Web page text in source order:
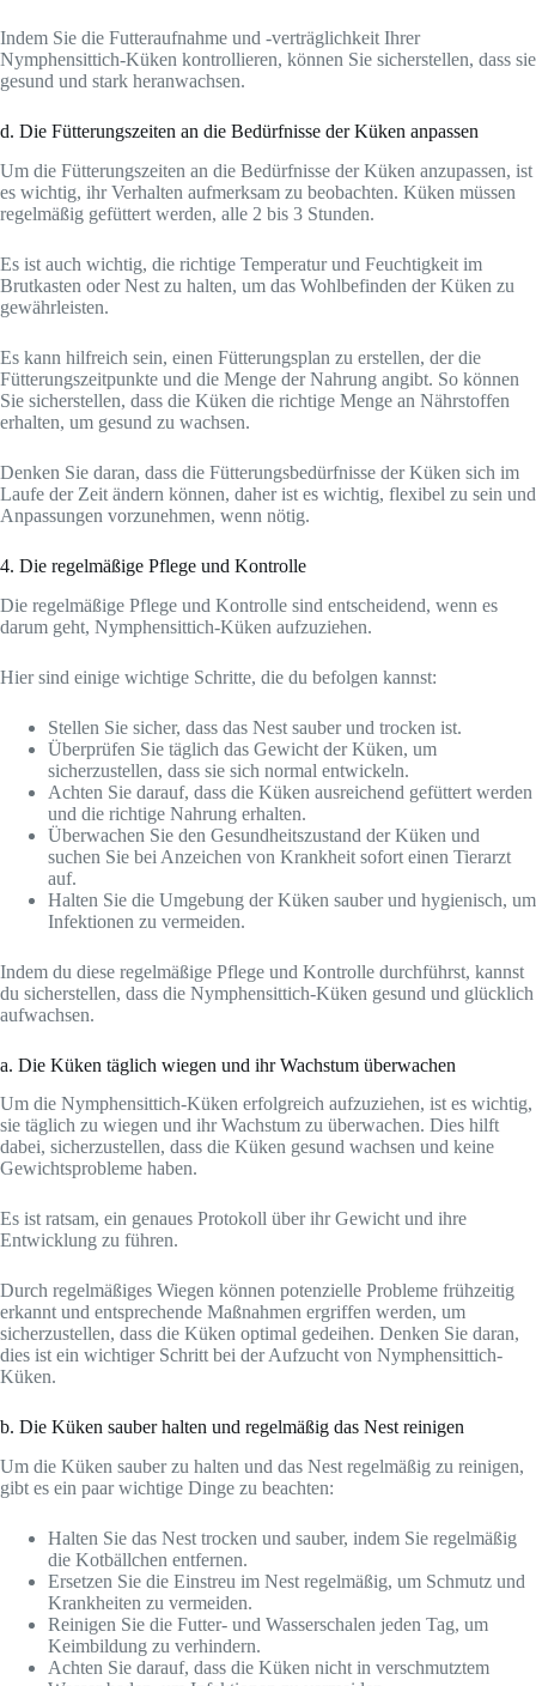
Indem Sie die Futteraufnahme und -verträglichkeit Ihrer
Nymphensittich-Küken kontrollieren, können Sie sicherstellen, dass sie
gesund und stark heranwachsen.
d. Die Fütterungszeiten an die Bedürfnisse der Küken anpassen
Um die Fütterungszeiten an die Bedürfnisse der Küken anzupassen, ist
es wichtig, ihr Verhalten aufmerksam zu beobachten. Küken müssen
regelmäßig gefüttert werden, alle 2 bis 3 Stunden.
Es ist auch wichtig, die richtige Temperatur und Feuchtigkeit im
Brutkasten oder Nest zu halten, um das Wohlbefinden der Küken zu
gewährleisten.
Es kann hilfreich sein, einen Fütterungsplan zu erstellen, der die
Fütterungszeitpunkte und die Menge der Nahrung angibt. So können
Sie sicherstellen, dass die Küken die richtige Menge an Nährstoffen
erhalten, um gesund zu wachsen.
Denken Sie daran, dass die Fütterungsbedürfnisse der Küken sich im
Laufe der Zeit ändern können, daher ist es wichtig, flexibel zu sein und
Anpassungen vorzunehmen, wenn nötig.
4. Die regelmäßige Pflege und Kontrolle
Die regelmäßige Pflege und Kontrolle sind entscheidend, wenn es
darum geht, Nymphensittich-Küken aufzuziehen.
Hier sind einige wichtige Schritte, die du befolgen kannst:
Stellen Sie sicher, dass das Nest sauber und trocken ist.
Überprüfen Sie täglich das Gewicht der Küken, um
sicherzustellen, dass sie sich normal entwickeln.
Achten Sie darauf, dass die Küken ausreichend gefüttert werden
und die richtige Nahrung erhalten.
Überwachen Sie den Gesundheitszustand der Küken und
suchen Sie bei Anzeichen von Krankheit sofort einen Tierarzt
auf.
Halten Sie die Umgebung der Küken sauber und hygienisch, um
Infektionen zu vermeiden.
Indem du diese regelmäßige Pflege und Kontrolle durchführst, kannst
du sicherstellen, dass die Nymphensittich-Küken gesund und glücklich
aufwachsen.
a. Die Küken täglich wiegen und ihr Wachstum überwachen
Um die Nymphensittich-Küken erfolgreich aufzuziehen, ist es wichtig,
sie täglich zu wiegen und ihr Wachstum zu überwachen. Dies hilft
dabei, sicherzustellen, dass die Küken gesund wachsen und keine
Gewichtsprobleme haben.
Es ist ratsam, ein genaues Protokoll über ihr Gewicht und ihre
Entwicklung zu führen.
Durch regelmäßiges Wiegen können potenzielle Probleme frühzeitig
erkannt und entsprechende Maßnahmen ergriffen werden, um
sicherzustellen, dass die Küken optimal gedeihen. Denken Sie daran,
dies ist ein wichtiger Schritt bei der Aufzucht von Nymphensittich-
Küken.
b. Die Küken sauber halten und regelmäßig das Nest reinigen
Um die Küken sauber zu halten und das Nest regelmäßig zu reinigen,
gibt es ein paar wichtige Dinge zu beachten:
Halten Sie das Nest trocken und sauber, indem Sie regelmäßig
die Kotbällchen entfernen.
Ersetzen Sie die Einstreu im Nest regelmäßig, um Schmutz und
Krankheiten zu vermeiden.
Reinigen Sie die Futter- und Wasserschalen jeden Tag, um
Keimbildung zu verhindern.
Achten Sie darauf, dass die Küken nicht in verschmutztem